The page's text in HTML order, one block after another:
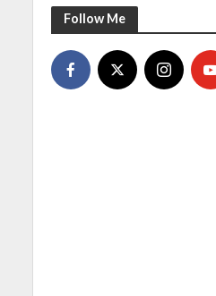
Follow Me